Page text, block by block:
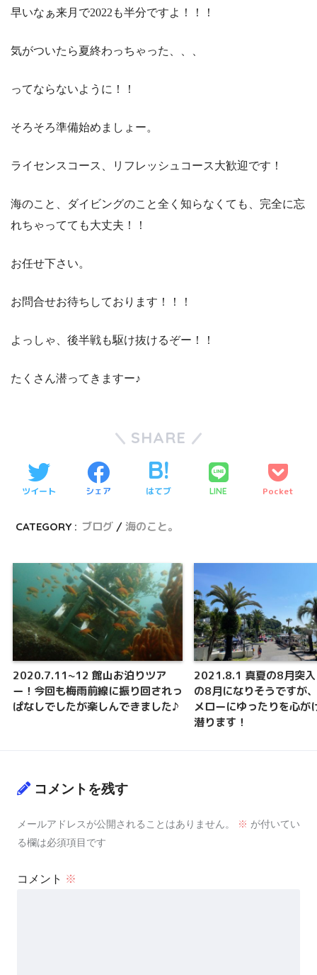
早いなぁ来月で2022も半分ですよ！！！
気がついたら夏終わっちゃった、、、
ってならないように！！
そろそろ準備始めましょー。
ライセンスコース、リフレッシュコース大歓迎です！
海のこと、ダイビングのこと全く知らなくても、完全に忘
れちゃってても大丈夫！！
お任せ下さい。
お問合せお待ちしております！！！
よっしゃ、後半戦も駆け抜けるぞー！！
たくさん潜ってきますー♪
SHARE
ツイート シェア はてブ LINE Pocket
CATEGORY : ブログ 海のこと。
2020.7.11~12 館山お泊りツア
ー！今回も梅雨前線に振り回されっ
ぱなしでしたが楽しんできました♪
2021.8.1 真夏の8月突
の8月になりそうですが
メローにゆったりを心が
潜ります！
コメントを残す
メールアドレスが公開されることはありません。 ※ が付いてい
る欄は必須項目です
コメント ※